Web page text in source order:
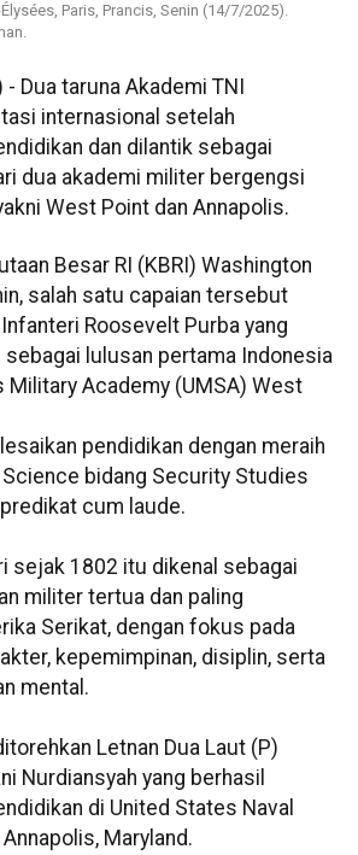
Paris, Prancis, Senin (14/7/2025).
Dua taruna Akademi TNI
internasional setelah
dan dilantik sebagai
dua akademi militer bergengsi
West Point dan Annapolis.
Besar RI (KBRI) Washington
salah satu capaian tersebut
Roosevelt Purba yang
lulusan pertama Indonesia
Military Academy (UMSA) West
pendidikan dengan meraih
bidang Security Studies
cum laude.
sejak 1802 itu dikenal sebagai
militer tertua dan paling
Serikat, dengan fokus pada
kepemimpinan, disiplin, serta
mental.
Letnan Dua Laut (P)
Nurdiansyah yang berhasil
di United States Naval
Maryland.